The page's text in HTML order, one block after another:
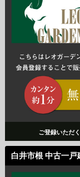
ご登録いただ
白井市根 中古一戸